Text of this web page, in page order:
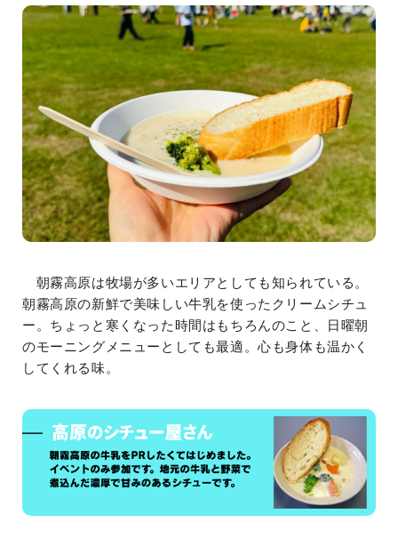
朝霧高原は牧場が多いエリアとしても知られている。
朝霧高原の新鮮で美味しい牛乳を使ったクリームシチュ
ー。ちょっと寒くなった時間はもちろんのこと、日曜朝
のモーニングメニューとしても最適。心も身体も温かく
してくれる味。